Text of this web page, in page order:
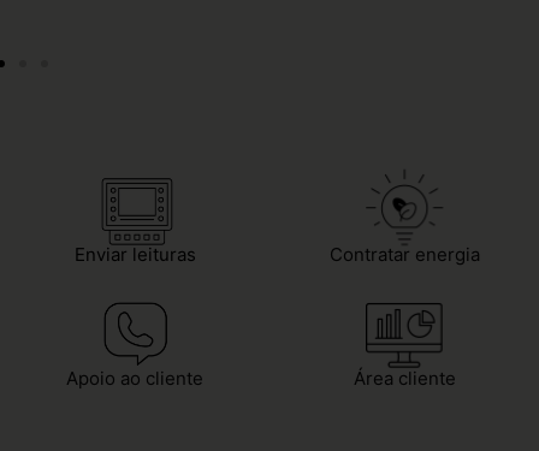
Enviar leituras Contratar energia
Apoio ao cliente Área cliente